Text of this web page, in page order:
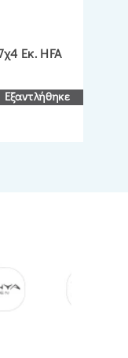
Εκ. HFA
Εξαντλήθηκε